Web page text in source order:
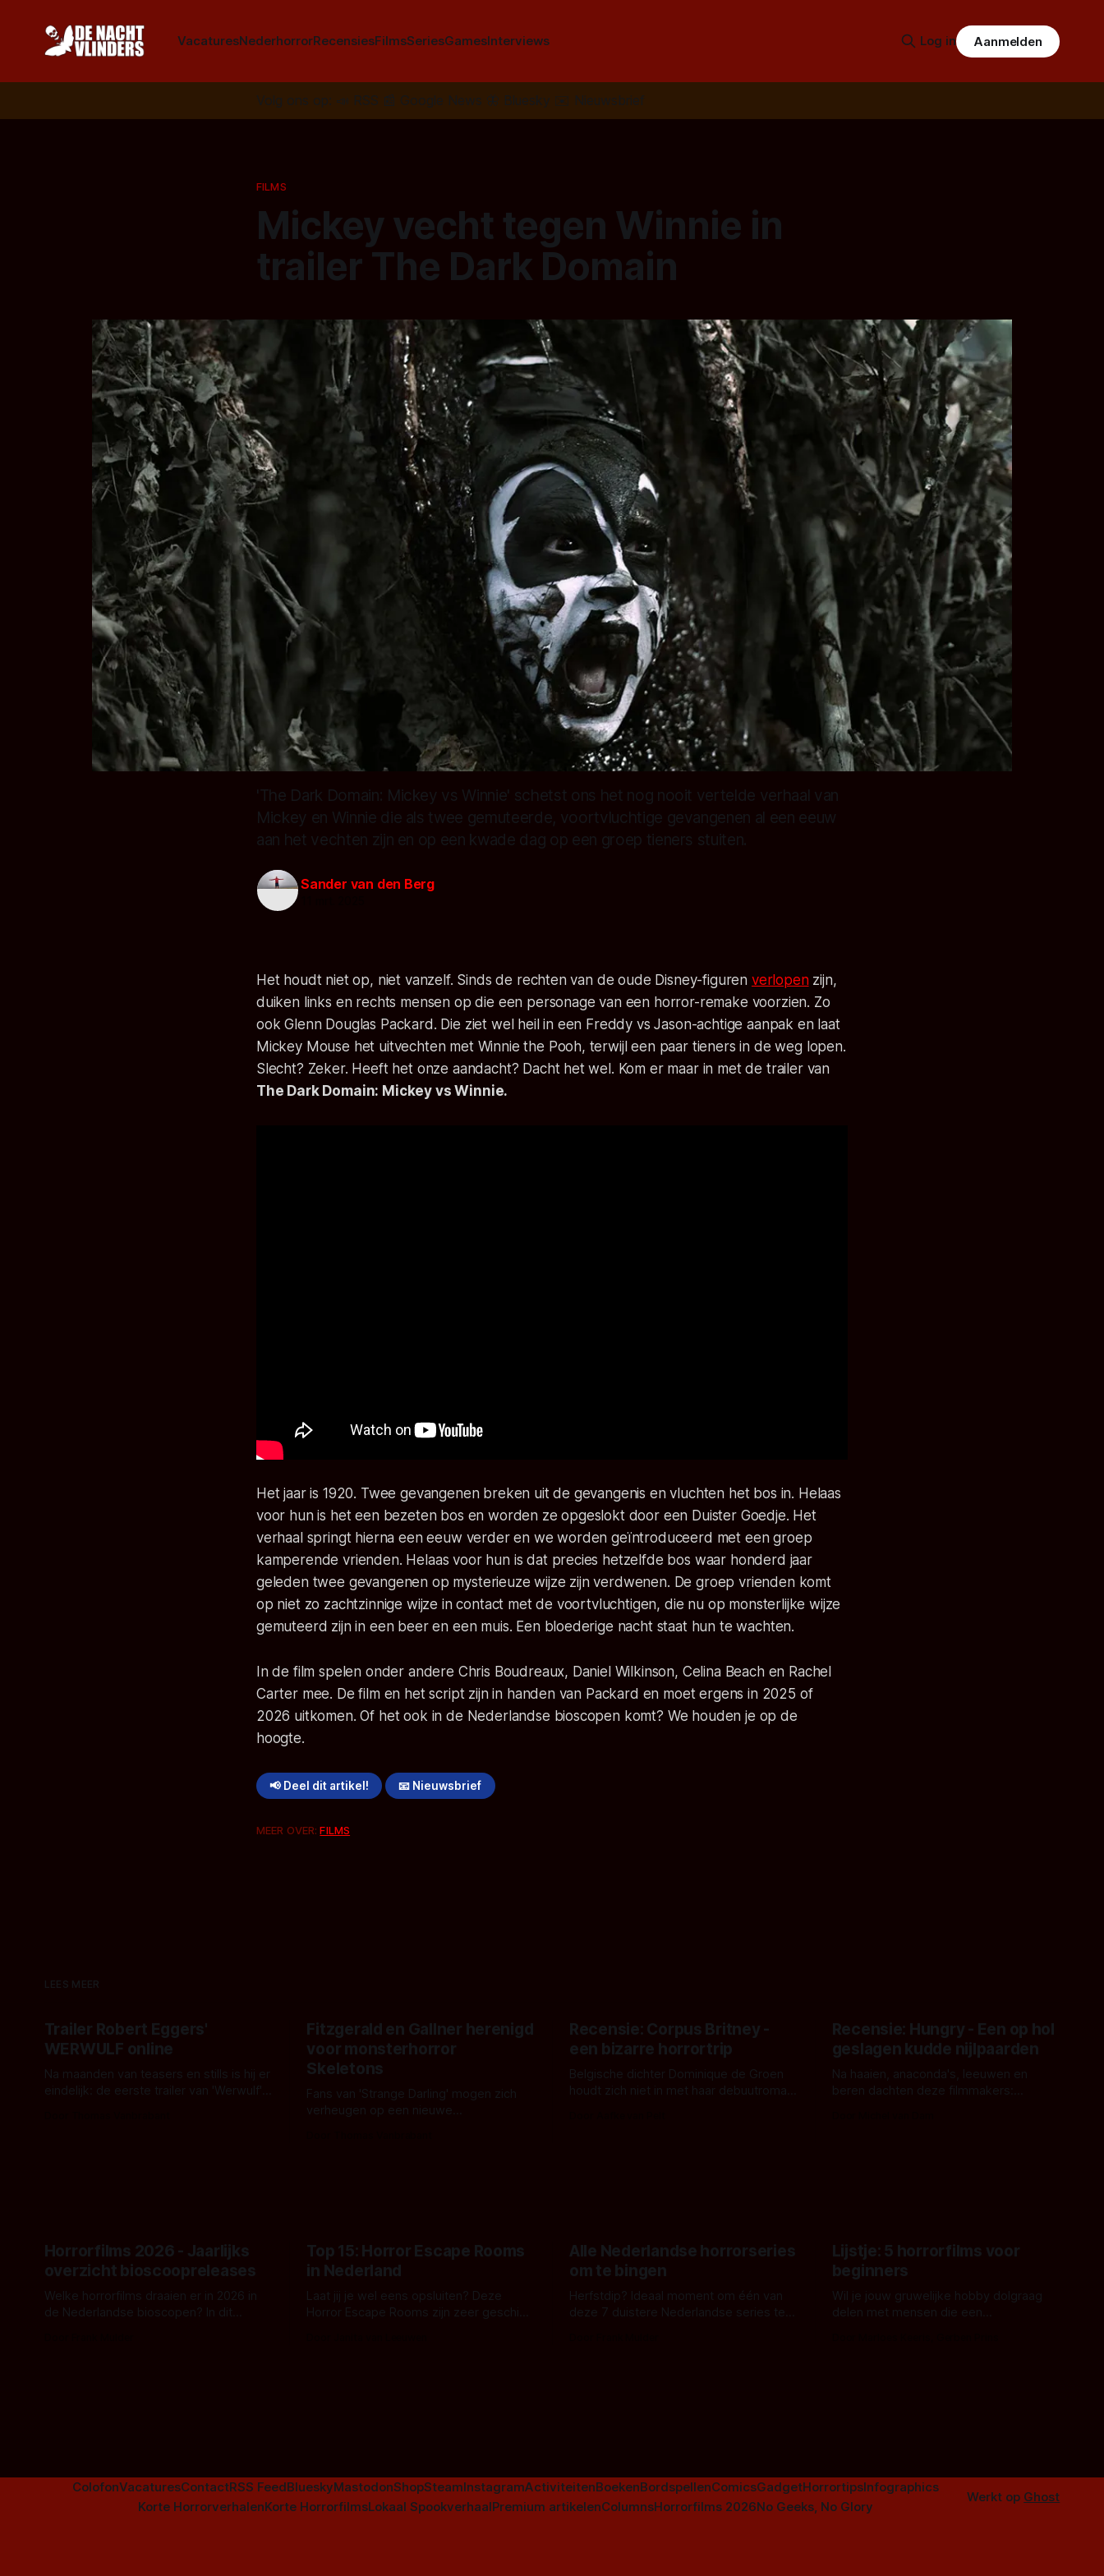
VacaturesNederhorrorRecensiesFilmsSeriesGamesInterviews Log in Aanmelden
Volg ons op: 📣 RSS 📰 Google News 🦋 Bluesky ✉️ Nieuwsbrief
FILMS
Mickey vecht tegen Winnie in
trailer The Dark Domain
'The Dark Domain: Mickey vs Winnie' schetst ons het nog nooit vertelde verhaal van
Mickey en Winnie die als twee gemuteerde, voortvluchtige gevangenen al een eeuw
aan het vechten zijn en op een kwade dag op een groep tieners stuiten.
Sander van den Berg
Het houdt niet op, niet vanzelf. Sinds de rechten van de oude Disney-figuren verlopenzijn,
duiken links en rechts mensen op die een personage van een horror-remake voorzien. Zo
ook Glenn Douglas Packard. Die ziet wel heil in een Freddy vs Jason-achtige aanpak en laat
Mickey Mouse het uitvechten met Winnie the Pooh, terwijl een paar tieners in de weg lopen.
Slecht? Zeker. Heeft het onze aandacht? Dacht het wel. Kom er maar in met de trailer van
The Dark Domain: Mickey vs Winnie.
Het jaar is 1920. Twee gevangenen breken uit de gevangenis en vluchten het bos in. Helaas
voor hun is het een bezeten bos en worden ze opgeslokt door een Duister Goedje. Het
verhaal springt hierna een eeuw verder en we worden geïntroduceerd met een groep
kamperende vrienden. Helaas voor hun is dat precies hetzelfde bos waar honderd jaar
geleden twee gevangenen op mysterieuze wijze zijn verdwenen. De groep vrienden komt
op niet zo zachtzinnige wijze in contact met de voortvluchtigen, die nu op monsterlijke wijze
gemuteerd zijn in een beer en een muis. Een bloederige nacht staat hun te wachten.
In de film spelen onder andere Chris Boudreaux, Daniel Wilkinson, Celina Beach en Rachel
Carter mee. De film en het script zijn in handen van Packard en moet ergens in 2025 of
2026 uitkomen. Of het ook in de Nederlandse bioscopen komt? We houden je op de
hoogte.
📢 Deel dit artikel! 📧 Nieuwsbrief
MEER OVER:FILMS
LEES MEER
Trailer Robert Eggers'
WERWULF online
Na maanden van teasers en stills is hij er
eindelijk: de eerste trailer van 'Werwulf'.
Fitzgerald en Gallner herenigd
voor monsterhorror
Skeletons
Fans van 'Strange Darling' mogen zich
verheugen op een nieuwe
Recensie: Corpus Britney -
een bizarre horrortrip
Belgische dichter Dominique de Groen
houdt zich niet in met haar debuutroman.
Recensie: Hungry - Een op hol
geslagen kudde nijlpaarden
Na haaien, anaconda's, leeuwen en
beren dachten deze filmmakers:
Horrorfilms 2026 - Jaarlijks
overzicht bioscoopreleases
Welke horrorfilms draaien er in 2026 in
de Nederlandse bioscopen? In dit
Top 15: Horror Escape Rooms
in Nederland
Laat jij je wel eens opsluiten? Deze
Horror Escape Rooms zijn zeer geschikt
Alle Nederlandse horrorseries
om te bingen
Herfstdip? Ideaal moment om één van
deze 7 duistere Nederlandse series te
Lijstje: 5 horrorfilms voor
beginners
Wil je jouw gruwelijke hobby dolgraag
delen met mensen die een
ColofonVacaturesContactRSS FeedBlueskyMastodonShopSteamInstagramActiviteitenBoekenBordspellenComicsGadgetHorrortipsInfographics
Korte HorrorverhalenKorte HorrorfilmsLokaal SpookverhaalPremium artikelenColumnsHorrorfilms 2026No Geeks, No Glory
Werkt op Ghost